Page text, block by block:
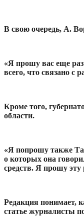
В свою очередь, А.
«Я прошу вас еще раз
всего, что связано с
Кроме того,
области.
«Я попрошу также
о которых она
средств. Я прошу
Редакция понимает,
статье журналисты